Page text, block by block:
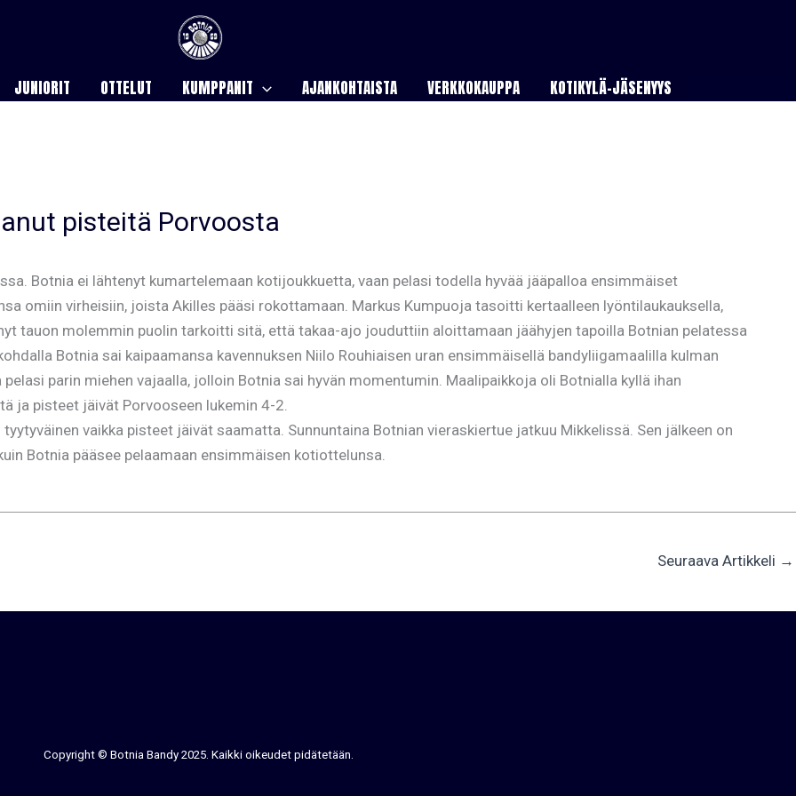
JUNIORIT OTTELUT KUMPPANIT AJANKOHTAISTA VERKKOKAUPPA KOTIKYLÄ-JÄSENYYS
pisteitä Porvoosta
Botnia ei lähtenyt kumartelemaan kotijoukkuetta, vaan pelasi todella hyvää jääpalloa ensimmäiset
omiin virheisiin, joista Akilles pääsi rokottamaan. Markus Kumpuoja tasoitti kertaalleen lyöntilaukauksella,
tauon molemmin puolin tarkoitti sitä, että takaa-ajo jouduttiin aloittamaan jäähyjen tapoilla Botnian pelatessa
Botnia sai kaipaamansa kavennuksen Niilo Rouhiaisen uran ensimmäisellä bandyliigamaalilla kulman
parin miehen vajaalla, jolloin Botnia sai hyvän momentumin. Maalipaikkoja oli Botnialla kyllä ihan
ja pisteet jäivät Porvooseen lukemin 4-2.
vaikka pisteet jäivät saamatta. Sunnuntaina Botnian vieraskiertue jatkuu Mikkelissä. Sen jälkeen on
Botnia pääsee pelaamaan ensimmäisen kotiottelunsa.
Seuraava Artikkeli →
Copyright © Botnia Bandy 2025. Kaikki oikeudet pidätetään.